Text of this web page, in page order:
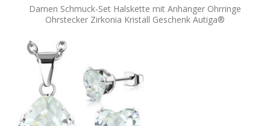
Damen Schmuck-Set Halskette mit Anhänger Ohrringe
Ohrstecker Zirkonia Kristall Geschenk Autiga®